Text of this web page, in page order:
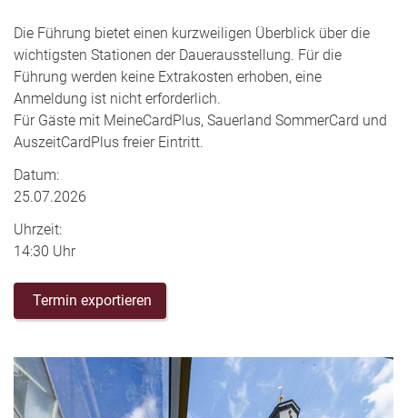
Die Führung bietet einen kurzweiligen Überblick über die
wichtigsten Stationen der Dauerausstellung. Für die
Führung werden keine Extrakosten erhoben, eine
Anmeldung ist nicht erforderlich.
Für Gäste mit MeineCardPlus, Sauerland SommerCard und
AuszeitCardPlus freier Eintritt.
Datum:
25.07.2026
Uhrzeit:
14:30 Uhr
Termin exportieren